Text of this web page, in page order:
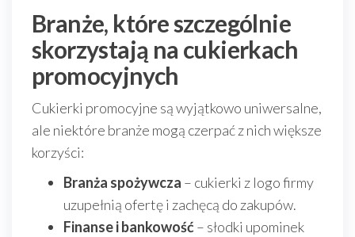
Branże, które szczególnie
skorzystają na cukierkach
promocyjnych
Cukierki promocyjne są wyjątkowo uniwersalne,
ale niektóre branże mogą czerpać z nich większe
korzyści:
Branża spożywcza – cukierki z logo firmy
uzupełnią ofertę i zachęcą do zakupów.
Finanse i bankowość– słodki upominek